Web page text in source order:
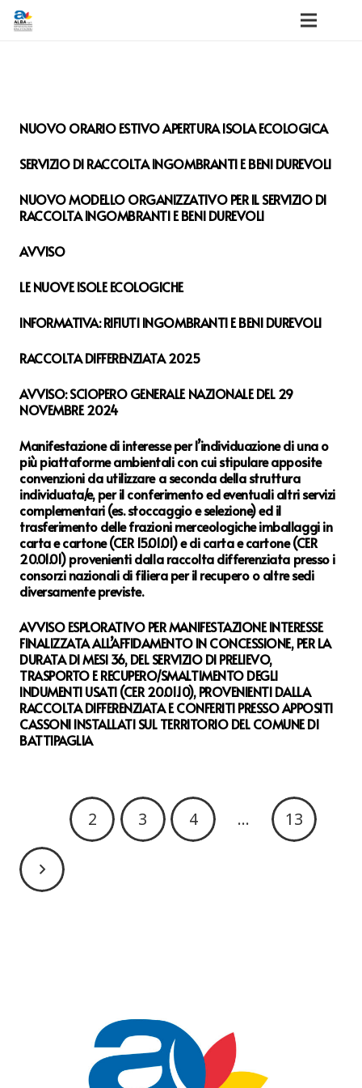
NUOVO ORARIO ESTIVO APERTURA ISOLA ECOLOGICA
SERVIZIO DI RACCOLTA INGOMBRANTI E BENI DUREVOLI
NUOVO MODELLO ORGANIZZATIVO PER IL SERVIZIO DI
RACCOLTA INGOMBRANTI E BENI DUREVOLI
AVVISO
LE NUOVE ISOLE ECOLOGICHE
INFORMATIVA: RIFIUTI INGOMBRANTI E BENI DUREVOLI
RACCOLTA DIFFERENZIATA 2025
AVVISO: SCIOPERO GENERALE NAZIONALE DEL 29
NOVEMBRE 2024
Manifestazione di interesse per l’individuazione di una o
più piattaforme ambientali con cui stipulare apposite
convenzioni da utilizzare a seconda della struttura
individuata/e, per il conferimento ed eventuali altri servizi
complementari (es. stoccaggio e selezione) ed il
trasferimento delle frazioni merceologiche imballaggi in
carta e cartone (CER 15.01.01) e di carta e cartone (CER
20.01.01) provenienti dalla raccolta differenziata presso i
consorzi nazionali di filiera per il recupero o altre sedi
diversamente previste.
AVVISO ESPLORATIVO PER MANIFESTAZIONE INTERESSE
FINALIZZATA ALL’AFFIDAMENTO IN CONCESSIONE, PER LA
DURATA DI MESI 36, DEL SERVIZIO DI PRELIEVO,
TRASPORTO E RECUPERO/SMALTIMENTO DEGLI
INDUMENTI USATI (CER 20.01.10), PROVENIENTI DALLA
RACCOLTA DIFFERENZIATA E CONFERITI PRESSO APPOSITI
CASSONI INSTALLATI SUL TERRITORIO DEL COMUNE DI
BATTIPAGLIA
2 3 4 … 13